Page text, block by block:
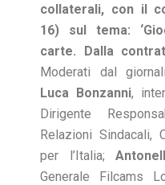
collaterali, con il
16) sul tema:
carte. Dalla
Moderati dal
Luca Bonzanni,
Dirigente
Relazioni Sindacali,
per l’Italia;
Generale Filcams